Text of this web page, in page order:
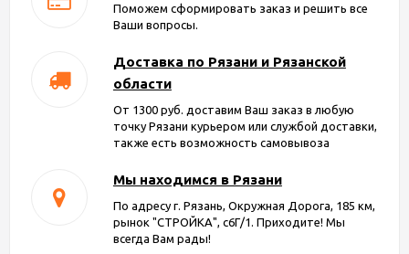
Поможем сформировать заказ и решить все
Ваши вопросы.
Доставка по Рязани и Рязанской
области
От 1300 руб. доставим Ваш заказ в любую
точку Рязани курьером или службой доставки,
также есть возможность самовывоза
Мы находимся в Рязани
По адресу г. Рязань, Окружная Дорога, 185 км,
рынок "СТРОЙКА", с6Г/1. Приходите! Мы
всегда Вам рады!